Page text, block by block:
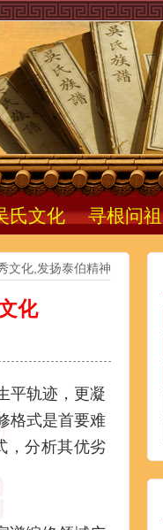
氏文化 寻根问祖
文化,发扬泰伯精神
化
平轨迹，更凝
格式是首要难
，分析其优劣